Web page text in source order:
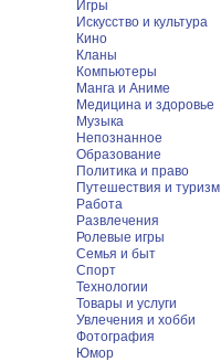
Игры
Искусство и культура
Кино
Кланы
Компьютеры
Манга и Аниме
Медицина и здоровье
Музыка
Непознанное
Образование
Политика и право
Путешествия и туризм
Работа
Развлечения
Ролевые игры
Семья и быт
Спорт
Технологии
Товары и услуги
Увлечения и хобби
Фотография
Юмор